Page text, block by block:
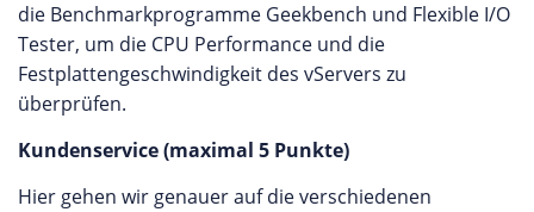
die Benchmarkprogramme Geekbench und Flexible I/O
Tester, um die CPU Performance und die
Festplattengeschwindigkeit des vServers zu
überprüfen.
Kundenservice (maximal 5 Punkte)
Hier gehen wir genauer auf die verschiedenen